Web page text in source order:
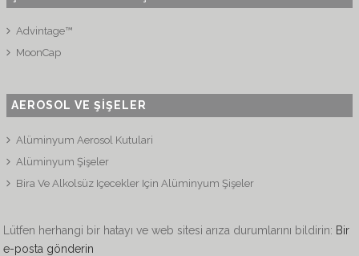
Advintage™
MoonCap
AEROSOL VE ŞİŞELER
Alüminyum Aerosol Kutulari
Alüminyum Şişeler
Bira Ve Alkolsüz Içecekler Için Alüminyum Şişeler
Lütfen herhangi bir hatayı ve web sitesi arıza durumlarını bildirin: Bir
e-posta gönderin